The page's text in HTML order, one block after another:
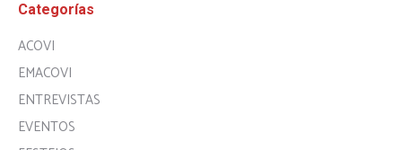
Categorías
ACOVI
EMACOVI
ENTREVISTAS
EVENTOS